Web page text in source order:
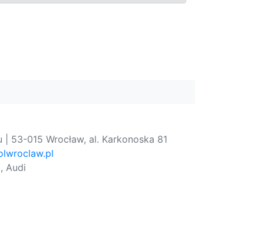
53-015 Wrocław, al. Karkonoska 81
Audi